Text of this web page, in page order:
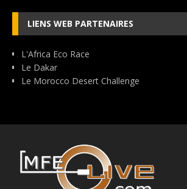
LIENS WEB PARTENAIRES
L'Africa Eco Race
Le Dakar
Le Morocco Desert Challenge